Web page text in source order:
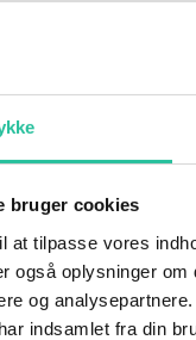
bruger cookies
at tilpasse vores
også oplysninger
og
indsamlet fra din
dreng i land
hvor en dreng